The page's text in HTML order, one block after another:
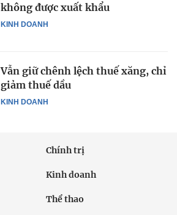
KINH DOANH
không được xuất khẩu
KINH DOANH
Vẫn giữ chênh lệch thuế xăng, chỉ
giảm thuế dầu
Chính trị
Kinh doanh
Thể thao